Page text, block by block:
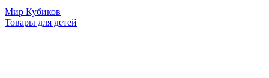
Мир Кубиков
Товары для детей